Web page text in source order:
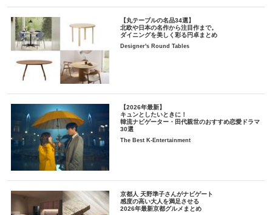
【丸テーブルの名品34選】
北欧や日本の名作から注目作まで。
ダイニングを美しく彩る円卓まとめ
Designer's Round Tables
【2026年最新】
キュンとしたいときに！
韓流ナビゲーター・田代親世のおすすめ恋愛ドラマ
30選
The Best K-Entertainment
京都人 天野準子さんがナビゲート
感度の高い大人を満足させる
2026年最新京都グルメまとめ